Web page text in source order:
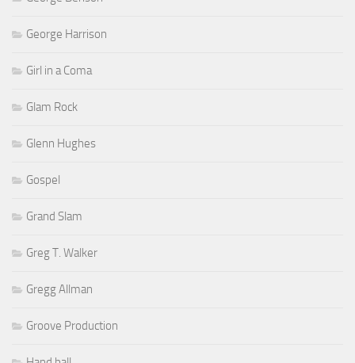
George Harrison
Girl in a Coma
Glam Rock
Glenn Hughes
Gospel
Grand Slam
Greg T. Walker
Gregg Allman
Groove Production